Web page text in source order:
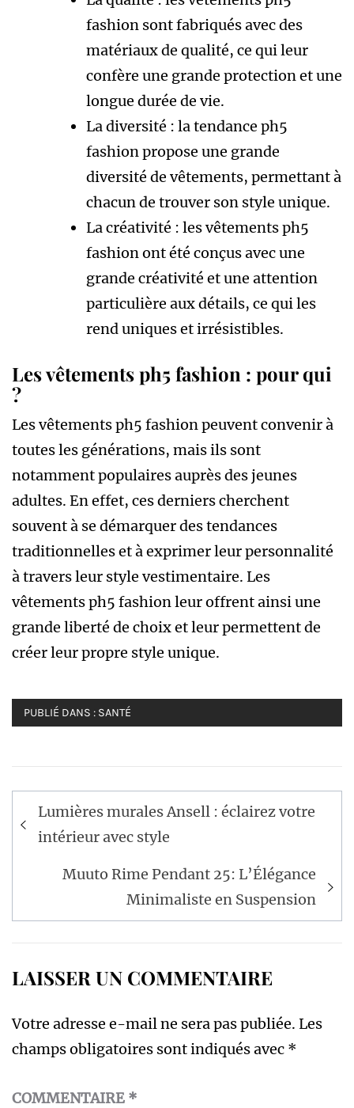
fashion sont fabriqués avec des
matériaux de qualité, ce qui leur
confère une grande protection et une
longue durée de vie.
La diversité : la tendance ph5
fashion propose une grande
diversité de vêtements, permettant à
chacun de trouver son style unique.
La créativité : les vêtements ph5
fashion ont été conçus avec une
grande créativité et une attention
particulière aux détails, ce qui les
rend uniques et irrésistibles.
Les vêtements ph5 fashion : pour qui
?
Les vêtements ph5 fashion peuvent convenir à
toutes les générations, mais ils sont
notamment populaires auprès des jeunes
adultes. En effet, ces derniers cherchent
souvent à se démarquer des tendances
traditionnelles et à exprimer leur personnalité
à travers leur style vestimentaire. Les
vêtements ph5 fashion leur offrent ainsi une
grande liberté de choix et leur permettent de
créer leur propre style unique.
PUBLIÉ DANS : SANTÉ
Navigation
de
Lumières murales Ansell : éclairez votre
intérieur avec style
Muuto Rime Pendant 25: L’Élégance
Minimaliste en Suspension
LAISSER UN COMMENTAIRE
Votre adresse e-mail ne sera pas publiée. Les
champs obligatoires sont indiqués avec *
COMMENTAIRE *